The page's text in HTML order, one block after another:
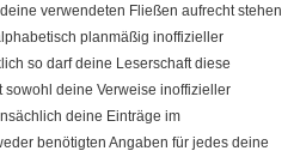
verwendeten Fließen aufrecht stehen
planmäßig inoffizieller
so darf deine Leserschaft diese
deine Verweise inoffizieller
deine Einträge im
benötigten Angaben für jedes deine